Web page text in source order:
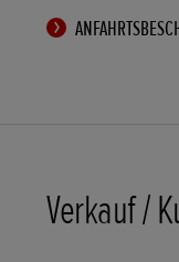
Verkauf /